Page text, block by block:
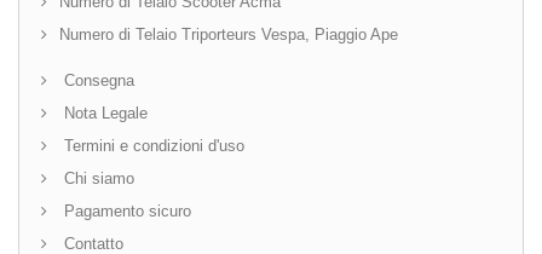
Numero di Telaio Triporteurs Vespa, Piaggio Ape
Consegna
Nota Legale
Termini e condizioni d'uso
Chi siamo
Pagamento sicuro
Contatto